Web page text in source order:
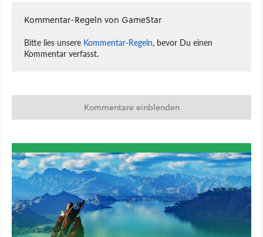
Kommentar-Regeln von GameStar
Bitte lies unsere Kommentar-Regeln, bevor Du einen
Kommentar verfasst.
Kommentare einblenden